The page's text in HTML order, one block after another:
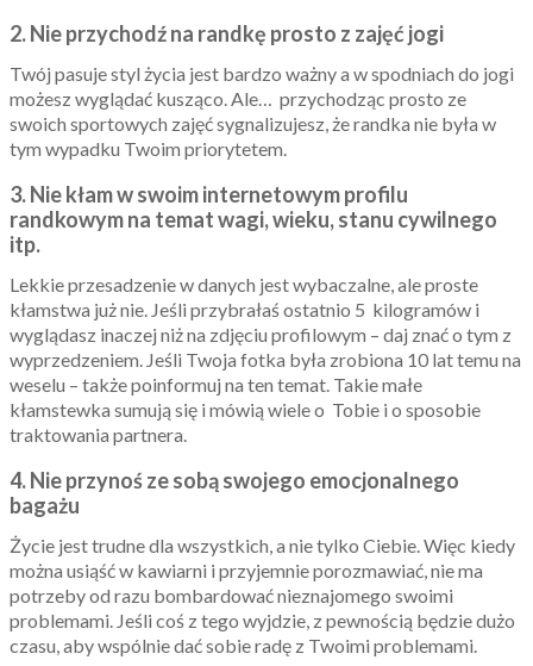
2. Nie przychodź na randkę prosto z zajęć jogi
Twój pasuje styl życia jest bardzo ważny a w spodniach do jogi
możesz wyglądać kusząco. Ale… przychodząc prosto ze
swoich sportowych zajęć sygnalizujesz, że randka nie była w
tym wypadku Twoim priorytetem.
3. Nie kłam w swoim internetowym profilu
randkowym na temat wagi, wieku, stanu cywilnego
itp.
Lekkie przesadzenie w danych jest wybaczalne, ale proste
kłamstwa już nie. Jeśli przybrałaś ostatnio 5 kilogramów i
wyglądasz inaczej niż na zdjęciu profilowym – daj znać o tym z
wyprzedzeniem. Jeśli Twoja fotka była zrobiona 10 lat temu na
weselu – także poinformuj na ten temat. Takie małe
kłamstewka sumują się i mówią wiele o Tobie i o sposobie
traktowania partnera.
4. Nie przynoś ze sobą swojego emocjonalnego
bagażu
Życie jest trudne dla wszystkich, a nie tylko Ciebie. Więc kiedy
można usiąść w kawiarni i przyjemnie porozmawiać, nie ma
potrzeby od razu bombardować nieznajomego swoimi
problemami. Jeśli coś z tego wyjdzie, z pewnością będzie dużo
czasu, aby wspólnie dać sobie radę z Twoimi problemami.